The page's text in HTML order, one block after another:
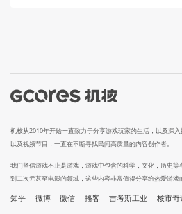
机核从2010年开始一直致力于分享游戏玩家的生活，以及深
以及视频节目，一直在不断寻找民间高质量的内容创作者。
我们坚信游戏不止是游戏，游戏中包含的科学，文化，历史
到二次元甚至电影的领域，这些内容非常值得分享给热爱游戏
知乎 微博 微信 播客 吉考斯工业 核市奇